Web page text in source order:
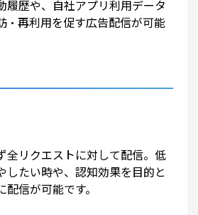
履歴や、自社アプリ利用データ
・再利用を促す広告配信が可能
全リクエストに対して配信。低
したい時や、認知効果を目的と
信が可能です。